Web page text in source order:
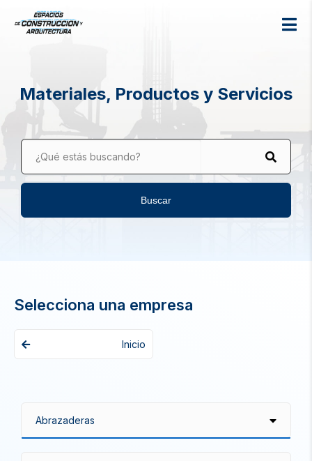
Materiales, Productos y Servicios
¿Qué estás buscando?
Buscar
Selecciona una empresa
Inicio